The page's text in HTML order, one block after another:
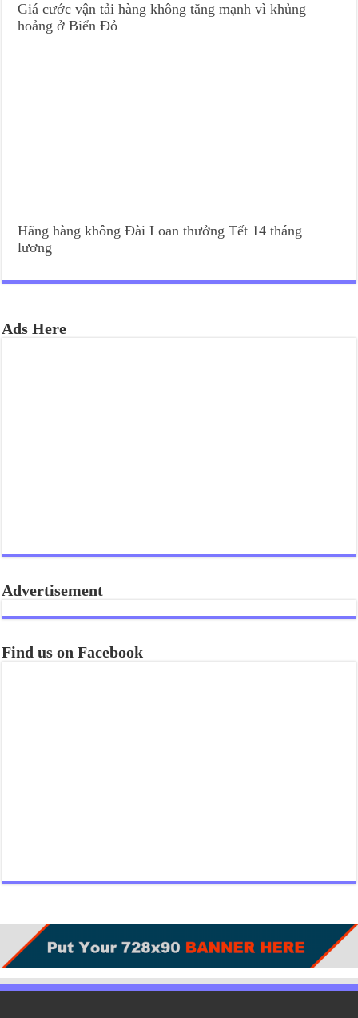
Giá cước vận tải hàng không tăng mạnh vì khủng
hoảng ở Biển Đỏ
Hãng hàng không Đài Loan thưởng Tết 14 tháng
lương
Ads Here
Advertisement
Find us on Facebook